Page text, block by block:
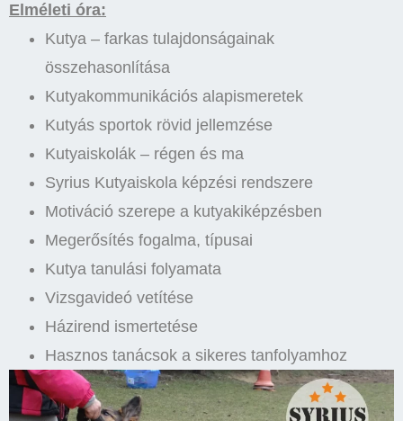
Elméleti óra:
Kutya – farkas tulajdonságainak
összehasonlítása
Kutyakommunikációs alapismeretek
Kutyás sportok rövid jellemzése
Kutyaiskolák – régen és ma
Syrius Kutyaiskola képzési rendszere
Motiváció szerepe a kutyakiképzésben
Megerősítés fogalma, típusai
Kutya tanulási folyamata
Vizsgavideó vetítése
Házirend ismertetése
Hasznos tanácsok a sikeres tanfolyamhoz